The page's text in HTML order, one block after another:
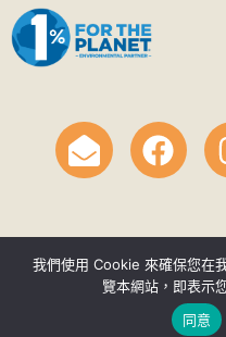
© 財團法人自然保育與環
我們使用 Cookie 來確保您在
覽本網站，即表示
同意